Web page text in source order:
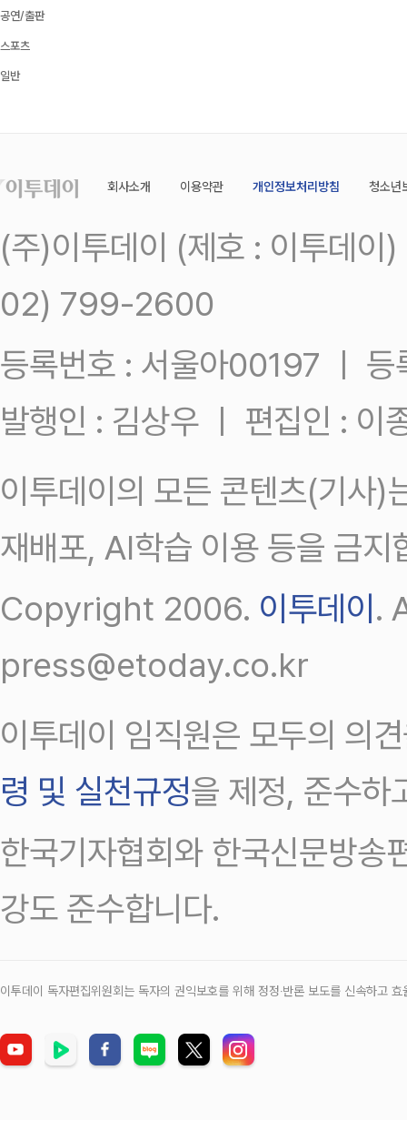
공연/출판
스포츠
일반
회사소개 이용약관 개인정보처리방침 청소년
(주)이투데이 (제호 : 이투데
02) 799-2600
등록번호 : 서울아00197 ㅣ
발행인 : 김상우 ㅣ 편집인 : 이
이투데이의 모든 콘텐츠(기사)
재배포, AI학습 이용 등을 금지
Copyright 2006. 이투데이 .
press@etoday.co.kr
이투데이 임직원은 모두의 의
령 및 실천규정을 제정, 준수하
한국기자협회와 한국신문방송
강도 준수합니다.
이투데이 독자편집위원회는 독자의 권익보호를 위해 정정‧반론 보도를 신속하고